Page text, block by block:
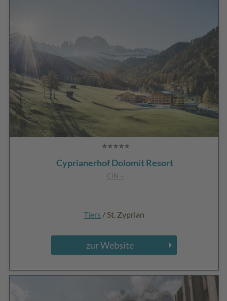
Cyprianerhof Dolomit Resort
CIN +
Tiers / St. Zyprian
zur Website